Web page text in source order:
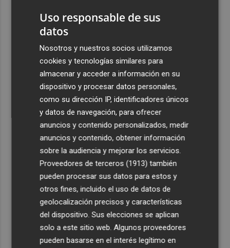
San Javier da viabilidad al nuevo contrato del transporte
324 habitaciones
Estos son los estrenos que abren la cartelera en agosto:
de la comedia 'El último mono' a una nueva entrega de
'La Patrulla Canina'
Recibe toda la actualidad de
Plaza Podcast en tu correo
Quiero suscribirme
Uso responsable de sus
datos
Nosotros y nuestros socios utilizamos
cookies y tecnologías similares para
almacenar y acceder a información en su
dispositivo y procesar datos personales,
como su dirección IP, identificadores únicos
y datos de navegación, para ofrecer
anuncios y contenido personalizados, medir
anuncios y contenido, obtener información
sobre la audiencia y mejorar los servicios.
Proveedores de terceros (1913) también
pueden procesar sus datos para estos y
otros fines, incluido el uso de datos de
geolocalización precisos y características
del dispositivo. Sus elecciones se aplican
solo a este sitio web. Algunos proveedores
pueden basarse en el interés legítimo en